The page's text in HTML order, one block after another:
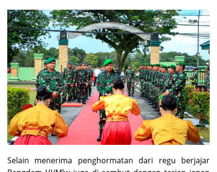
Selain menerima penghormatan dari regu berjajar